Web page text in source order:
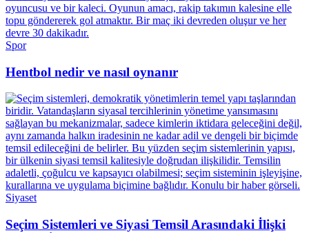
Spor
Hentbol nedir ve nasıl oynanır
Siyaset
Seçim Sistemleri ve Siyasi Temsil Arasındaki İlişki